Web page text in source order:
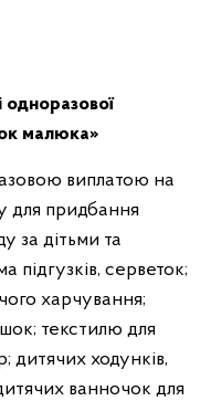
одноразової
малюка»
виплатою на
для придбання
за дітьми та
підгузків, серветок;
харчування;
текстилю для
дитячих ходунків,
ванночок для